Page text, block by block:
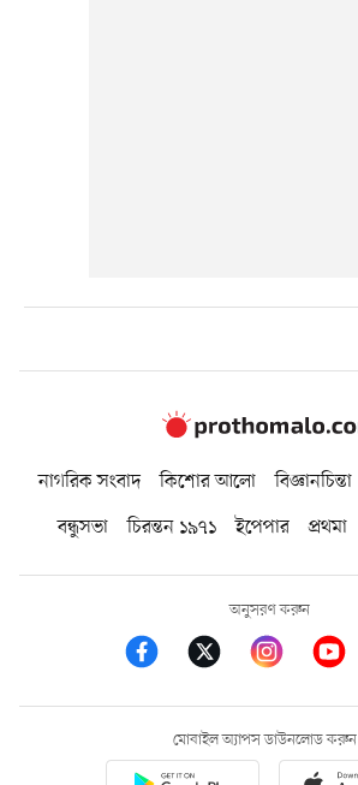
নাগরিক সংবাদ কিশোর আলো বিজ্ঞানচিন্তা
বন্ধুসভা
চিরন্তন ১৯৭১ ইপেপার প্রথমা
অনুসরণ করুন
মোবাইল অ্যাপস ডাউনলোড করুন